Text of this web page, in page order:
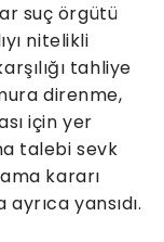
suç örgütü
nitelikli
tahliye
direnme,
için yer
talebi sevk
kararı
yansıdı.